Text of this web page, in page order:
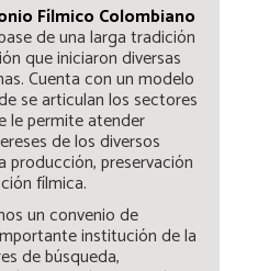
Fílmico Colombiano
de una larga tradición
que iniciaron diversas
Cuenta con un modelo
se articulan los sectores
le permite atender
de los diversos
producción, preservación
fílmica.
un convenio de
institución de la
de búsqueda,